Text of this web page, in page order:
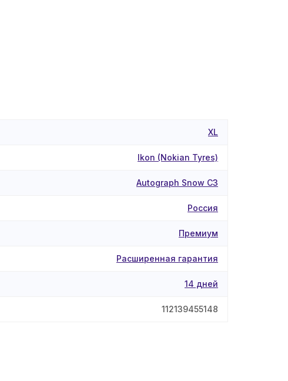
XL
Ikon (Nokian Tyres)
Autograph Snow C3
Россия
Премиум
Расширенная гарантия
14 дней
112139455148